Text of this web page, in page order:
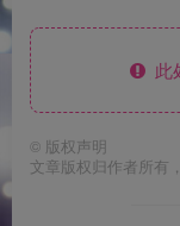
此
© 版权声明
文章版权归作者所有